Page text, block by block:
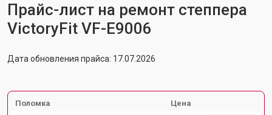
Прайс-лист на ремонт степпера
VictoryFit VF-E9006
Дата обновления прайса: 17.07.2026
Поломка Цена